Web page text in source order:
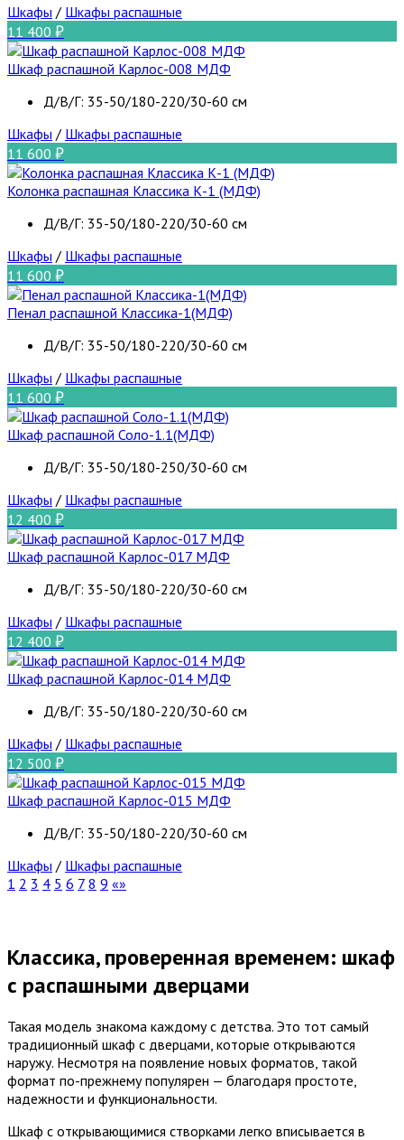
Шкафы / Шкафы распашные
11 400
Шкаф распашной Карлос-008 МДФ
Д/В/Г: 35-50/180-220/30-60 см
Шкафы / Шкафы распашные
11 600
Колонка распашная Классика К-1 (МДФ)
Д/В/Г: 35-50/180-220/30-60 см
Шкафы / Шкафы распашные
11 600
Пенал распашной Классика-1(МДФ)
Д/В/Г: 35-50/180-220/30-60 см
Шкафы / Шкафы распашные
11 600
Шкаф распашной Соло-1.1(МДФ)
Д/В/Г: 35-50/180-250/30-60 см
Шкафы / Шкафы распашные
12 400
Шкаф распашной Карлос-017 МДФ
Д/В/Г: 35-50/180-220/30-60 см
Шкафы / Шкафы распашные
12 400
Шкаф распашной Карлос-014 МДФ
Д/В/Г: 35-50/180-220/30-60 см
Шкафы / Шкафы распашные
12 500
Шкаф распашной Карлос-015 МДФ
Д/В/Г: 35-50/180-220/30-60 см
Шкафы / Шкафы распашные
1 2 3 4 5 6 7 8 9
Классика, проверенная временем: шкаф
с распашными дверцами
Такая модель знакома каждому с детства. Это тот самый
традиционный шкаф с дверцами, которые открываются
наружу. Несмотря на появление новых форматов, такой
формат по-прежнему популярен — благодаря простоте,
надежности и функциональности.
Шкаф с открывающимися створками легко вписывается в